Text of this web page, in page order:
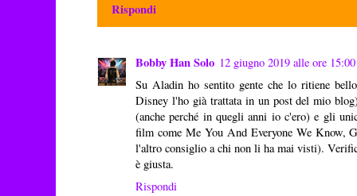
Rispondi
Bobby Han Solo 12 giugno 2019 alle ore 15:00
Su Aladin ho sentito gente che lo ritiene
Disney l'ho già trattata in un post del mio
(anche perché in quegli anni io c'ero) e gli
film come Me You And Everyone We Know,
l'altro consiglio a chi non li ha mai visti).
è giusta.
Rispondi